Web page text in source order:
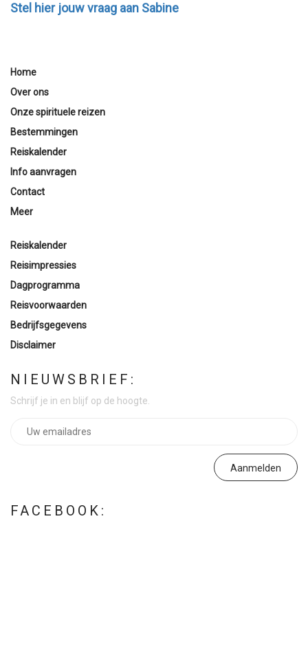
Stel hier jouw vraag aan Sabine
Home
Over ons
Onze spirituele reizen
Bestemmingen
Reiskalender
Info aanvragen
Contact
Meer
Reiskalender
Reisimpressies
Dagprogramma
Reisvoorwaarden
Bedrijfsgegevens
Disclaimer
NIEUWSBRIEF:
Schrijf je in en blijf op de hoogte.
FACEBOOK: